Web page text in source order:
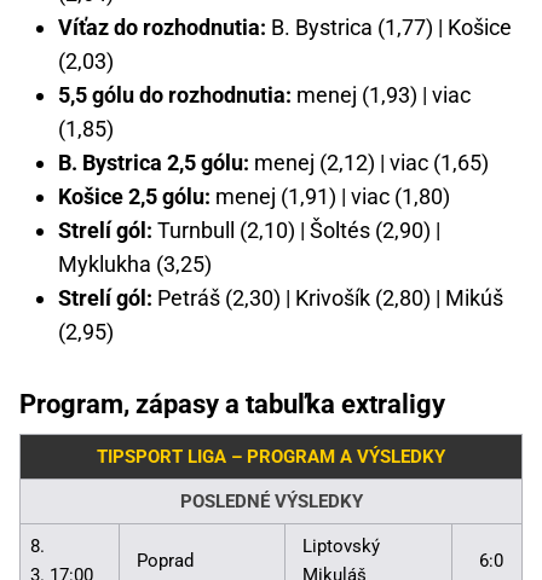
Víťaz do rozhodnutia: B. Bystrica (1,77) | Košice
(2,03)
5,5 gólu do rozhodnutia: menej (1,93) | viac
(1,85)
B. Bystrica 2,5 gólu: menej (2,12) | viac (1,65)
Košice 2,5 gólu: menej (1,91) | viac (1,80)
Strelí gól: Turnbull (2,10) | Šoltés (2,90) |
Myklukha (3,25)
Strelí gól: Petráš (2,30) | Krivošík (2,80) | Mikúš
(2,95)
Program, zápasy a tabuľka extraligy
TIPSPORT LIGA – PROGRAM A VÝSLEDKY
POSLEDNÉ VÝSLEDKY
8.
3. 17:00
Poprad
Liptovský
Mikuláš
6:0